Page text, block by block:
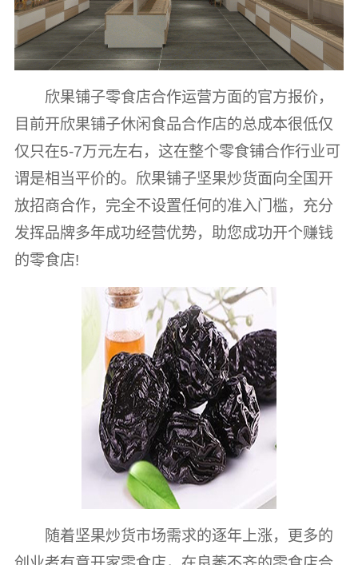
欣果铺子零食店合作运营方面的官方报价，
目前开欣果铺子休闲食品合作店的总成本很低仅
仅只在5-7万元左右，这在整个零食铺合作行业可
谓是相当平价的。欣果铺子坚果炒货面向全国开
放招商合作，完全不设置任何的准入门槛，充分
发挥品牌多年成功经营优势，助您成功开个赚钱
的零食店!
随着坚果炒货市场需求的逐年上涨，更多的